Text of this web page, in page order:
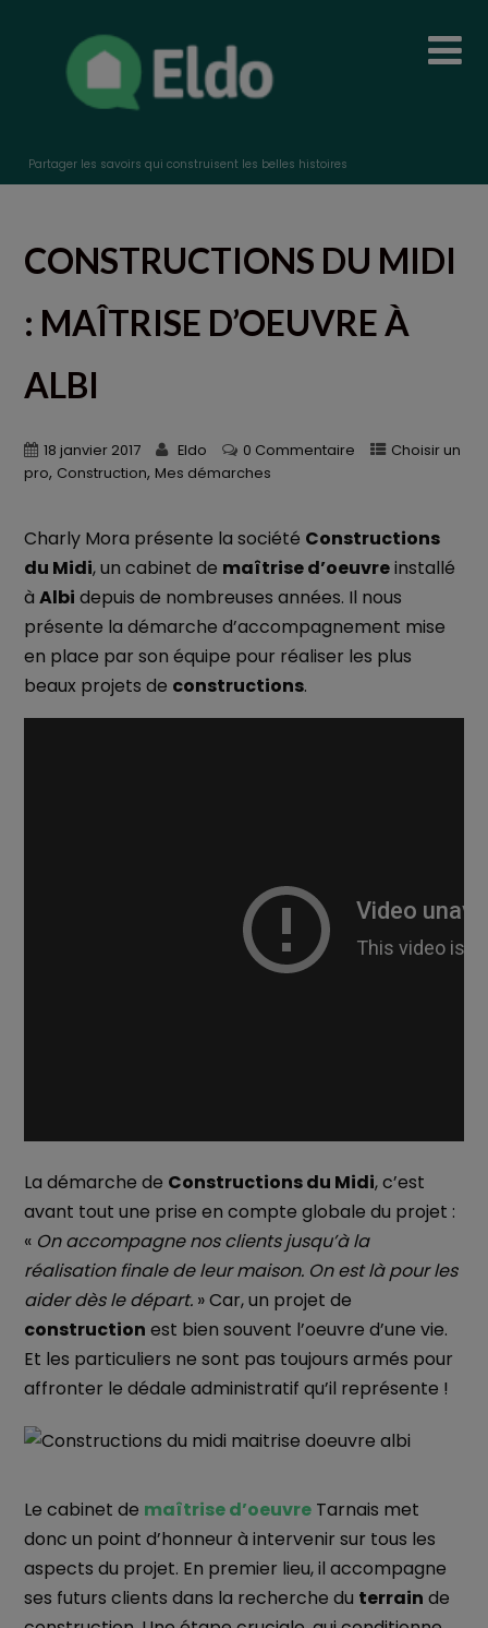
Partager les savoirs qui construisent les belles histoires
CONSTRUCTIONS DU MIDI
: MAÎTRISE D’OEUVRE À
ALBI
18 janvier 2017 Eldo 0 Commentaire
Choisir un
pro, Construction, Mes démarches
Charly Mora présente la société Constructions
du Midi, un cabinet de maîtrise d’oeuvreinstallé
à Albi depuis de nombreuses années. Il nous
présente la démarche d’accompagnement mise
en place par son équipe pour réaliser les plus
beaux projets de constructions.
La démarche de Constructions du Midi, c’est
avant tout une prise en compte globale du projet :
« On accompagne nos clients jusqu’à la
réalisation finale de leur maison. On est là pour les
aider dès le départ.» Car, un projet de
construction est bien souvent l’oeuvre d’une vie.
Et les particuliers ne sont pas toujours armés pour
affronter le dédale administratif qu’il représente !
Le cabinet de maîtrise d’oeuvreTarnais met
donc un point d’honneur à intervenir sur tous les
aspects du projet. En premier lieu, il accompagne
ses futurs clients dans la recherche du terrain de